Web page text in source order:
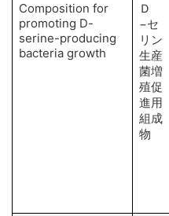
Composition for
promoting D-
serine-producing
bacteria growth
Ｄ
−セ
リン
生産
菌増
殖促
進用
組成
物